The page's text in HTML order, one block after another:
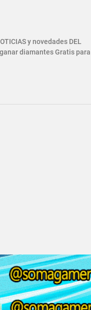
y novedades DEL
diamantes Gratis para